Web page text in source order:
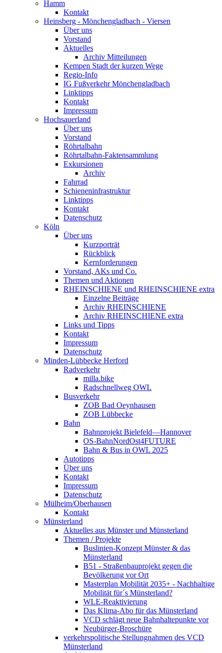
Hamm
Kontakt
Heinsberg - Mönchengladbach - Viersen
Über uns
Vorstand
Aktuelles
Archiv Mitteilungen
Kempen Stadt der kurzen Wege
Regio-Info
IG Fußverkehr Mönchengladbach
Linktipps
Kontakt
Impressum
Hochsauerland
Über uns
Vorstand
Röhrtalbahn
Röhrtalbahn-Faktensammlung
Exkursionen
Archiv
Fahrrad
Schieneninfrastruktur
Linktipps
Kontakt
Datenschutz
Köln
Über uns
Kurzporträt
Rückblick
Kernforderungen
Vorstand, AKs und Co.
Themen und Aktionen
RHEINSCHIENE und RHEINSCHIENE extra
Einzelne Beiträge
Archiv RHEINSCHIENE
Archiv RHEINSCHIENE extra
Links und Tipps
Kontakt
Impressum
Datenschutz
Minden-Lübbecke Herford
Radverkehr
milla.bike
Radschnellweg OWL
Busverkehr
ZOB Bad Oeynhausen
ZOB Lübbecke
Bahn
Bahnprojekt Bielefeld—Hannover
OS-BahnNordOst4FUTURE
Bahn & Bus in OWL 2025
Autotipps
Über uns
Kontakt
Impressum
Datenschutz
Mülheim/Oberhausen
Kontakt
Münsterland
Aktuelles aus Münster und Münsterland
Themen / Projekte
Buslinien-Konzept Münster & das
Münsterland
B51 - Straßenbauprojekt gegen die
Bevölkerung vor Ort
Masterplan Mobilität 2035+ - Nachhaltige
Mobilität für´s Münsterland?
WLE-Reaktivierung
Das Klima-Abo für das Münsterland
VCD schlägt neue Bahnhaltepunkte vor
Neubürger-Broschüre
verkehrspolitische Stellungnahmen des VCD
Münsterland